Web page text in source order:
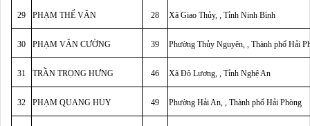
29 PHẠM THẾ VĂN 28 Xã Giao Thủy, , Tỉnh Ninh Bình
30 PHẠM VĂN CƯỜNG 39 Phường Thủy Nguyên, , Thành phố Hải
31 TRẦN TRỌNG HƯNG 46 Xã Đô Lương, , Tỉnh Nghệ An
32 PHẠM QUANG HUY 49 Phường Hải An, , Thành phố Hải Phòng